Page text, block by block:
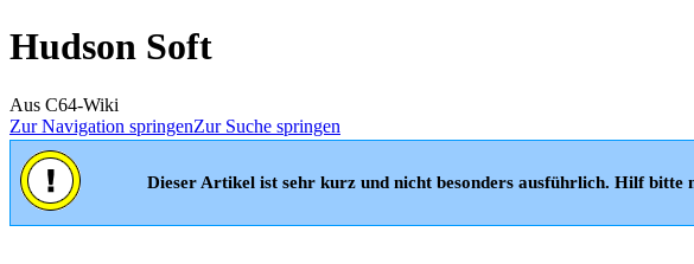
Hudson Soft
Aus C64-Wiki
Zur Navigation springenZur Suche springen
Dieser Artikel ist sehr kurz und nicht besonders ausführlich. Hilf bitte